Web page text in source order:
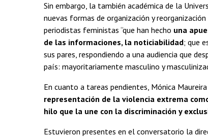
Sin embargo, la también académica de la
nuevas formas de organización y
periodistas feministas “que han hecho una
de las informaciones, la noticiabilidad; que
sus pares, respondiendo a una audiencia que
país: mayoritariamente masculino y
En cuanto a tareas pendientes, Mónica
representación de la violencia extrema
hilo que la une con la discriminación y
Estuvieron presentes en el conversatorio la